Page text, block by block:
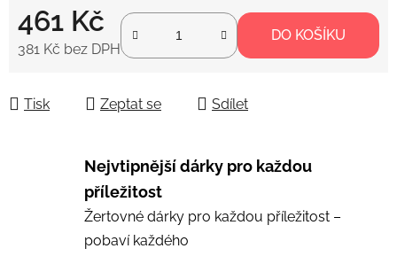
461 Kč
381 Kč bez DPH
DO KOŠÍKU
Tisk Zeptat se Sdílet
Nejvtipnější dárky pro každou
příležitost
Žertovné dárky pro každou příležitost –
pobaví každého